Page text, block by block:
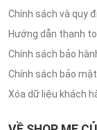
Chính sách và quy
Hướng dẫn thanh
Chính sách bảo
Chính sách bảo
Xóa dữ liệu khách